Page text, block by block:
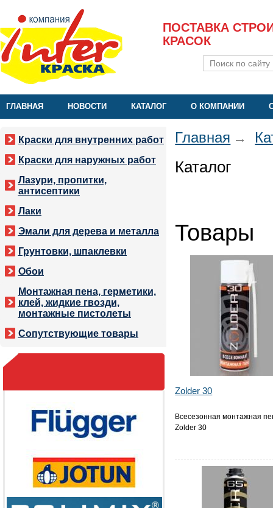
ПОСТАВКА
КРАСОК
ГЛАВНАЯ НОВОСТИ КАТАЛОГ О КОМПАНИИ
Краски для внутренних работ
Краски для наружных работ
Лазури, пропитки,
антисептики
Лаки
Эмали для дерева и металла
Грунтовки, шпаклевки
Обои
Монтажная пена, герметики,
клей, жидкие гвозди,
монтажные пистолеты
Сопутствующие товары
Главная
Каталог
Товары
Zolder 30
Всесезонная монтажная
Zolder 30